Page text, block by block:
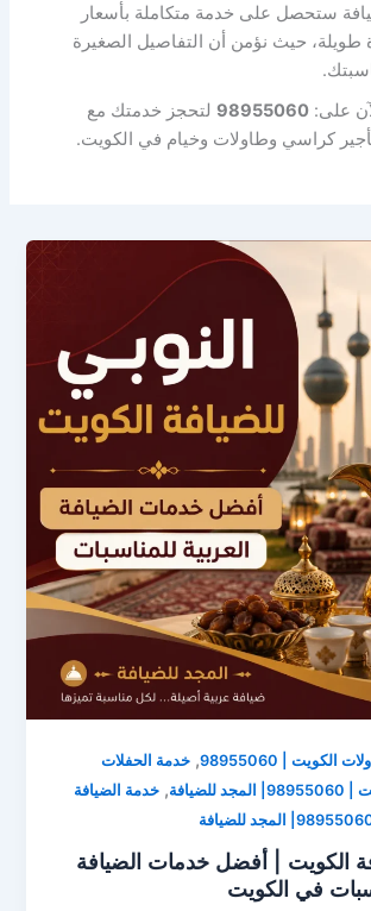
ستحصل على خدمة متكاملة بأسعار
طويلة، حيث نؤمن أن التفاصيل الصغيرة
على: 98955060 لتحجز خدمتك مع
كراسي وطاولات وخيام في الكويت.
| 98955060
,خدمة الحفلات
,خدمة الضيافة
الكويت | أفضل خدمات الضيافة
في الكويت